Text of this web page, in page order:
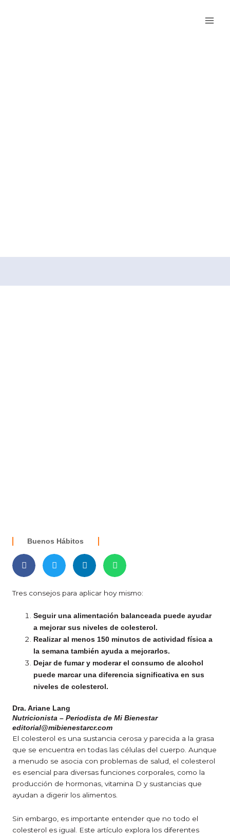
Buenos Hábitos
Tres consejos para aplicar hoy mismo:
Seguir una alimentación balanceada puede ayudar
a mejorar sus niveles de colesterol.
Realizar al menos 150 minutos de actividad física a
la semana también ayuda a mejorarlos.
Dejar de fumar y moderar el consumo de alcohol
puede marcar una diferencia significativa en sus
niveles de colesterol.
Dra. Ariane Lang
Nutricionista – Periodista de Mi Bienestar
editorial@mibienestarcr.com
El colesterol es una sustancia cerosa y parecida a la grasa
que se encuentra en todas las células del cuerpo. Aunque
a menudo se asocia con problemas de salud, el colesterol
es esencial para diversas funciones corporales, como la
producción de hormonas, vitamina D y sustancias que
ayudan a digerir los alimentos.
Sin embargo, es importante entender que no todo el
colesterol es igual. Este artículo explora los diferentes